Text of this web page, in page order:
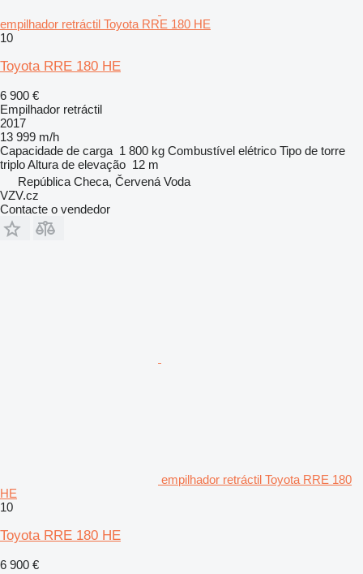
empilhador retráctil Toyota RRE 180 HE
10
Toyota RRE 180 HE
6 900 €
Empilhador retráctil
2017
13 999 m/h
Capacidade de carga 1 800 kg Combustível elétrico Tipo de torre
triploAltura de elevação 12 m
República Checa, Červená Voda
VZV.cz
Contacte o vendedor
empilhador retráctil Toyota RRE 180
HE
10
Toyota RRE 180 HE
6 900 €